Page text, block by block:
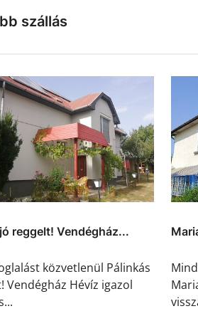
szállás
reggelt! Vendégház...
közvetlenül Pálinkás
Vendégház Hévíz igazol